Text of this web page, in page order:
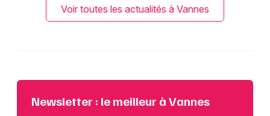
Voir toutes les actualités à Vannes
Newsletter : le meilleur à Vannes